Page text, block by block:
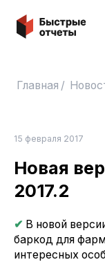
Быстрые отчеты
Главная /
15 февраля 2017
Новая
2017.2
✔ В новой
баркод для
интересных